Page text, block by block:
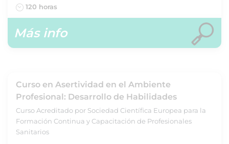
120 horas
Más info
Curso en Asertividad en el Ambiente
Profesional: Desarrollo de Habilidades
Curso Acreditado por Sociedad Científica Europea para la
Formación Continua y Capacitación de Profesionales
Sanitarios